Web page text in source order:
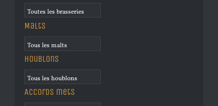
Malts
Houblons
Accords mets